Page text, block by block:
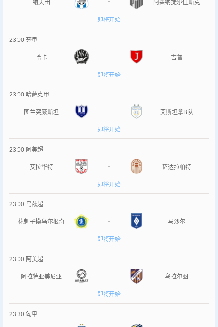
纳夫田 - 阿森纳捷尔任斯克
即将开始
23:00 芬甲
哈卡 - 吉普
即将开始
23:00 哈萨克甲
图兰突厥斯坦 - 艾斯坦拿B队
即将开始
23:00 阿美超
艾拉华特 - 萨达拉帕特
即将开始
23:00 乌兹超
花刺子模乌尔根奇 - 马沙尔
即将开始
23:00 阿美超
阿拉特亚美尼亚 - 乌拉尔图
即将开始
23:30 匈甲